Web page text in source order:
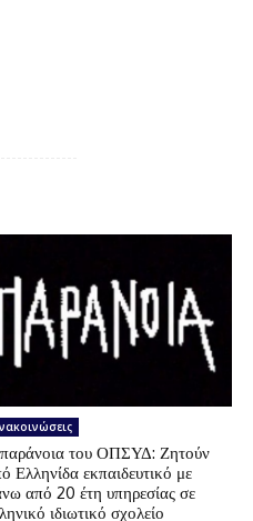
του ΟΠΣΥΔ: Ζητούν
Ελληνίδα εκπαιδευτικό με
από 20 έτη υπηρεσίας σε
ιδιωτικό σχολείο